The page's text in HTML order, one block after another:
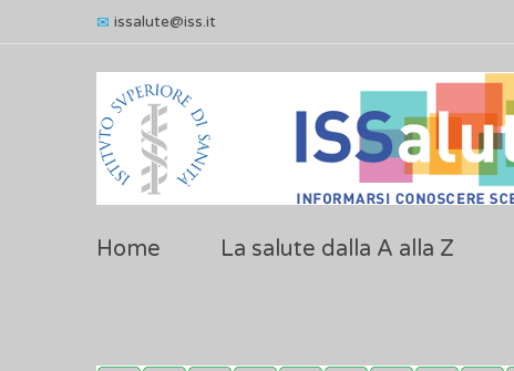
issalute@iss.it
Home La salute dalla A alla Z